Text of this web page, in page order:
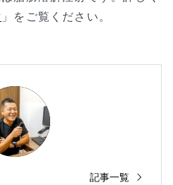
」をご覧ください。
記事一覧